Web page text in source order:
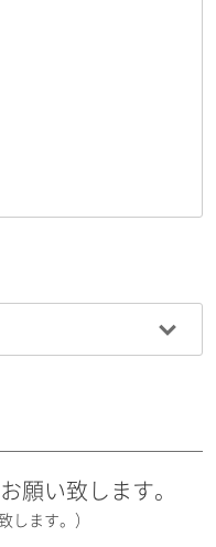
願い致します。
します。）